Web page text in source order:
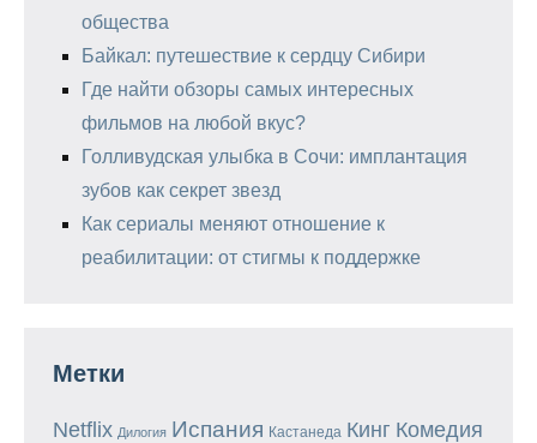
общества
Байкал: путешествие к сердцу Сибири
Где найти обзоры самых интересных
фильмов на любой вкус?
Голливудская улыбка в Сочи: имплантация
зубов как секрет звезд
Как сериалы меняют отношение к
реабилитации: от стигмы к поддержке
Метки
Netflix Дилогия Испания Кастанеда Кинг Комедия